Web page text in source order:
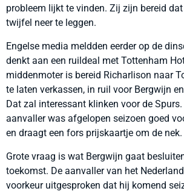
probleem lijkt te vinden. Zij zijn bereid
twijfel neer te leggen.
Engelse media meldden eerder op de
denkt aan een ruildeal met Tottenham
middenmoter is bereid Richarlison naar
te laten verkassen, in ruil voor Bergwijn
Dat zal interessant klinken voor de
aanvaller was afgelopen seizoen goed
en draagt een fors prijskaartje om de nek.
Grote vraag is wat Bergwijn gaat
toekomst. De aanvaller van het
voorkeur uitgesproken dat hij komend